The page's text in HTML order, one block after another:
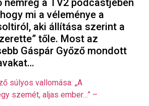
nemrég a TV2 podcastjében
mi a véleménye a
aki állítása szerint a
tőle. Most az
Gáspár Győző mondott
súlyos vallomása: „A
szemét, aljas ember…” –